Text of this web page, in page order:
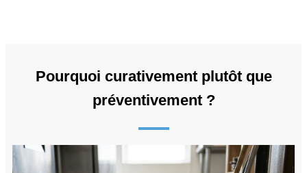
Pourquoi curativement plutôt que
préventivement ?